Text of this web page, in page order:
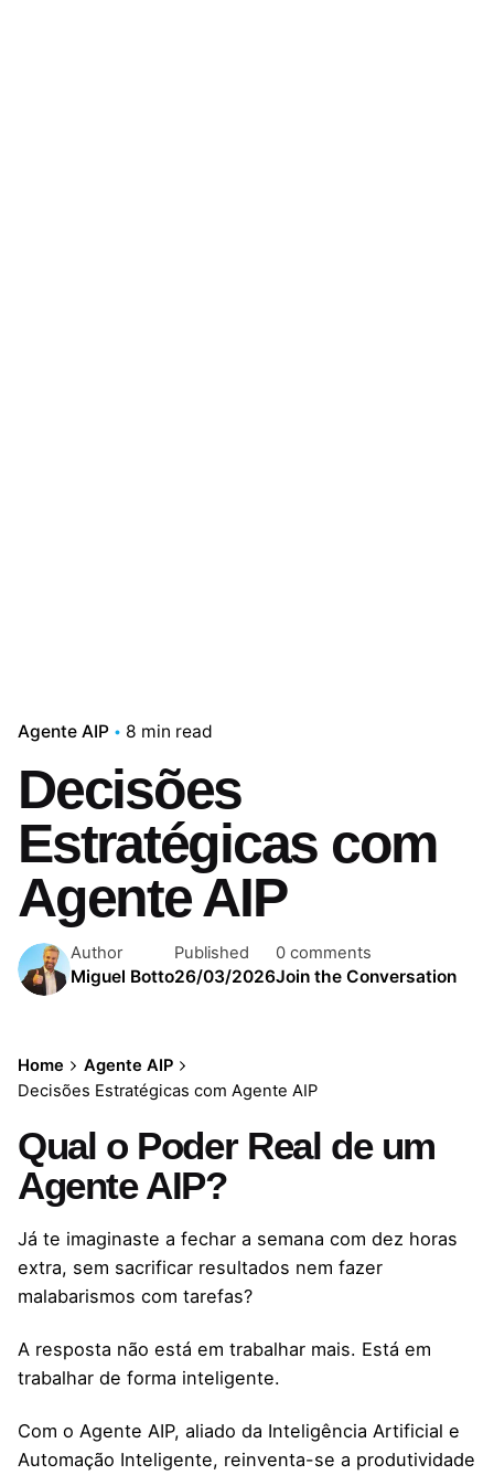
Agente AIP 8 min read
Decisões
Estratégicas com
Agente AIP
Author
Miguel Botto
Published
26/03/2026
0 comments
Join the Conversation
Home
Agente AIP
Decisões Estratégicas com Agente AIP
Qual o Poder Real de um
Agente AIP?
Já te imaginaste a fechar a semana com dez horas
extra, sem sacrificar resultados nem fazer
malabarismos com tarefas?
A resposta não está em trabalhar mais. Está em
trabalhar de forma inteligente.
Com o Agente AIP, aliado da Inteligência Artificial e
Automação Inteligente, reinventa-se a produtividade